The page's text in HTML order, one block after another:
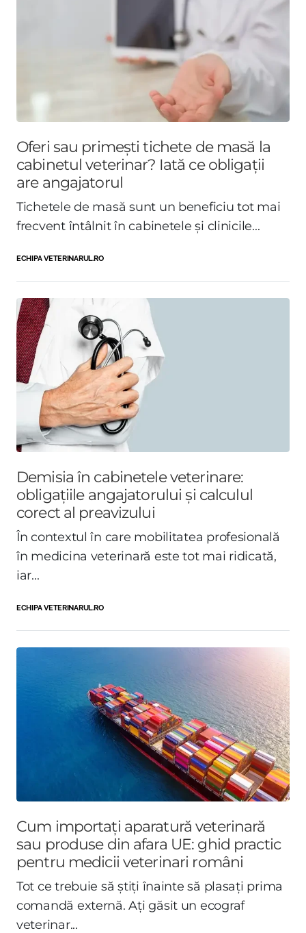
Oferi sau primești tichete de masă la
cabinetul veterinar? Iată ce obligații
are angajatorul
Tichetele de masă sunt un beneficiu tot mai
frecvent întâlnit în cabinetele și clinicile...
ECHIPA VETERINARUL.RO
Demisia în cabinetele veterinare:
obligațiile angajatorului și calculul
corect al preavizului
În contextul în care mobilitatea profesională
în medicina veterinară este tot mai ridicată,
iar...
ECHIPA VETERINARUL.RO
Cum importați aparatură veterinară
sau produse din afara UE: ghid practic
pentru medicii veterinari români
Tot ce trebuie să știți înainte să plasați prima
comandă externă. Ați găsit un ecograf
veterinar...